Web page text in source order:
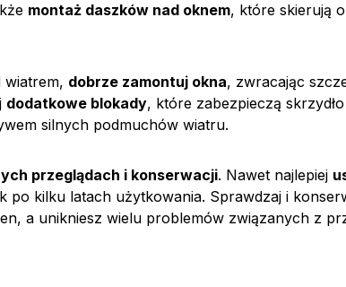
montaż daszków nad oknem, które skierują
wiatrem, dobrze zamontuj okna, zwracając
dodatkowe blokady, które zabezpieczą
silnych podmuchów wiatru.
przeglądach i konserwacji. Nawet najlepiej
po kilku latach użytkowania. Sprawdzaj i
a unikniesz wielu problemów związanych z